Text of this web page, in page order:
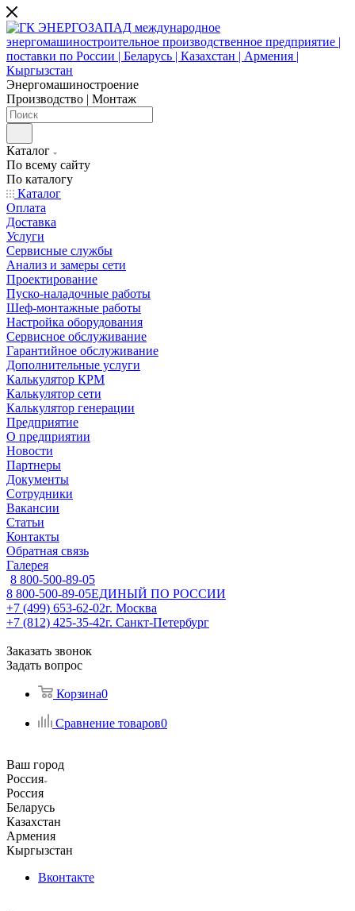
Энергомашиностроение
Производство | Монтаж
Каталог
По всему сайту
По каталогу
Каталог
Оплата
Доставка
Услуги
Сервисные службы
Анализ и замеры сети
Проектирование
Пуско-наладочные работы
Шеф-монтажные работы
Настройка оборудования
Сервисное обслуживание
Гарантийное обслуживание
Дополнительные услуги
Калькулятор КРМ
Калькулятор сети
Калькулятор генерации
Предприятие
О предприятии
Новости
Партнеры
Документы
Сотрудники
Вакансии
Статьи
Контакты
Обратная связь
Галерея
8 800-500-89-05
8 800-500-89-05ЕДИНЫЙ ПО РОССИИ
+7 (499) 653-62-02г. Москва
+7 (812) 425-35-42г. Санкт-Петербург
Заказать звонок
Задать вопрос
Корзина0
Сравнение товаров0
Ваш город
Россия
Россия
Беларусь
Казахстан
Армения
Кыргызстан
Вконтакте